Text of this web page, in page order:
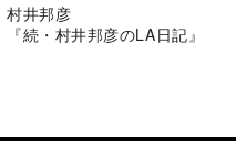
村井邦彦
『続・村井邦彦のLA日記』